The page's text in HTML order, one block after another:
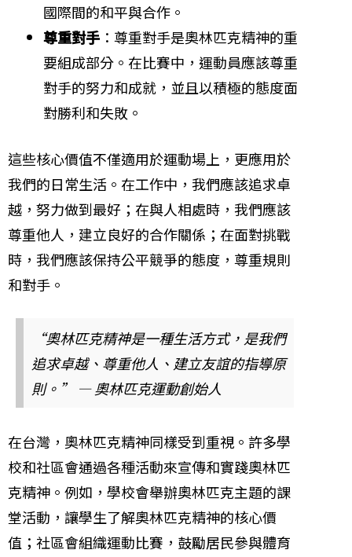
國際間的和平與合作。
尊重對手 ：尊重對手是奧林匹克精神的重
要組成部分。在比賽中，運動員應該尊重
對手的努力和成就，並且以積極的態度面
對勝利和失敗。
這些核心價值不僅適用於運動場上，更應用於
我們的日常生活。在工作中，我們應該追求卓
越，努力做到最好；在與人相處時，我們應該
尊重他人，建立良好的合作關係；在面對挑戰
時，我們應該保持公平競爭的態度，尊重規則
和對手。
“奧林匹克精神是一種生活方式，是我們
追求卓越、尊重他人、建立友誼的指導原
則。” — 奧林匹克運動創始人
在台灣，奧林匹克精神同樣受到重視。許多學
校和社區會通過各種活動來宣傳和實踐奧林匹
克精神。例如，學校會舉辦奧林匹克主題的課
堂活動，讓學生了解奧林匹克精神的核心價
值；社區會組織運動比賽，鼓勵居民參與體育